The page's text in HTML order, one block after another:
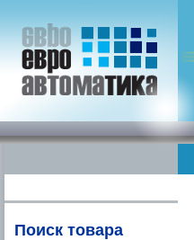
Поиск товара